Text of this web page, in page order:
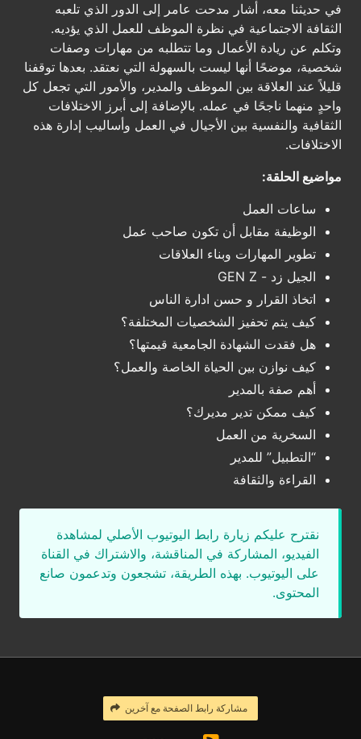
في حديثنا معه، أشار مدحت عامر إلى الدور الذي تلعبه
الثقافة الاجتماعية في نظرة الموظف للعمل الذي يؤديه.
وتكلم عن ريادة الأعمال وما تتطلبه من مهارات وصفات
شخصية، موضحًا أنها ليست بالسهولة التي نعتقد. بعدها توقفنا
قليلاً عند العلاقة بين الموظف والمدير، والأمور التي تجعل كل
واحدٍ منهما ناجحًا في عمله. بالإضافة إلى أبرز الاختلافات
الثقافية والنفسية بين الأجيال في العمل وأساليب إدارة هذه
الاختلافات.
مواضيع الحلقة:
ساعات العمل
الوظيفة مقابل أن تكون صاحب عمل
تطوير المهارات وبناء العلاقات
الجيل زد - GEN Z
اتخاذ القرار و حسن ادارة الناس
كيف يتم تحفيز الشخصيات المختلفة؟
هل فقدت الشهادة الجامعية قيمتها؟
كيف نوازن بين الحياة الخاصة والعمل؟
أهم صفة بالمدير
كيف ممكن تدير مديرك؟
السخرية من العمل
“التطبيل” للمدير
القراءة والثقافة
نقترح عليكم زيارة رابط اليوتيوب الأصلي لمشاهدة
الفيديو، المشاركة في المناقشة، والاشتراك في القناة
على اليوتيوب. بهذه الطريقة، تشجعون وتدعمون صانع
المحتوى.
مشاركة رابط الصفحة مع آخرين